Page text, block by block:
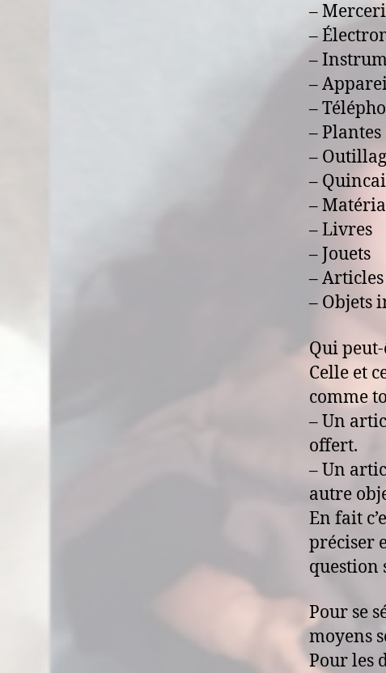
–
–
–
–
–
– Plantes
–
–
–
– Livres
– Jouets
–
– Objets
Qui
Celle et
comme
– Un
offert.
– Un
autre
En fait
préciser
question
Pour se
moyens
Pour les